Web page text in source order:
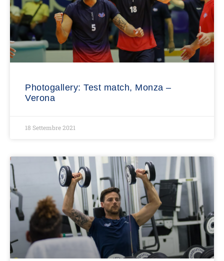
Photogallery: Test match, Monza –
Verona
18 Settembre 2021